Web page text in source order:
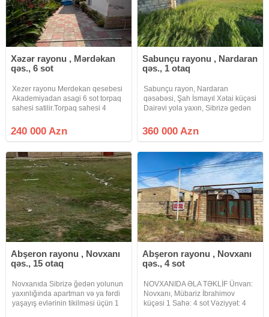
Xəzər rayonu , Mərdəkan
qəs., 6 sot
Xezer rayonu Merdekan qesebesi
Akademiyadan asagi 6 sot torpaq
sahesi satilir.Torpaq sahesi 4
yaşayış evi villalardi.Qapisi
qoyulub.Icinde tikili var.Qazi ,
240 000 Azn
Sabunçu rayonu , Nardaran
qəs., 1 otaq
Sabunçu rayon, Nardaran
qəsəbəsi, Şah İsmayıl Xətai küçəsi
Dairəvi yola yaxın, Sibrizə gedən
yaxınlıqda Tikinti təyinatlı 12 sot
torpaq sahəsi satılır Sənəd
360 000 Azn
Abşeron rayonu , Novxanı
qəs., 15 otaq
Novxanıda Sibrizə ğedən yolunun
yaxınlığında apartman və ya fərdi
yaşayış evlərinin tikilməsi üçün 1
Abşeron rayonu , Novxanı
qəs., 4 sot
NOVXANIDA ƏLA TƏKLİF Ünvan:
Novxanı, Mübariz İbrahimov
küçəsi 1 Sahə: 4 sot Vəziyyət: 4